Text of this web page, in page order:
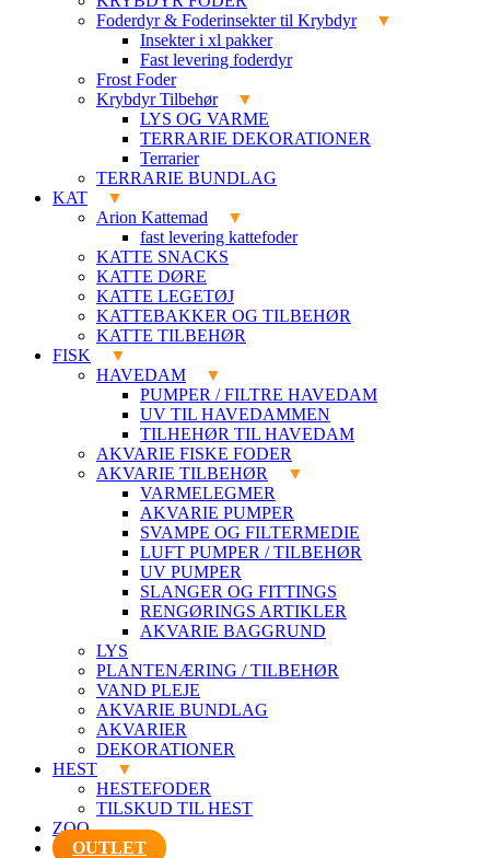
Foderdyr & Foderinsekter til Krybdyr
Insekter i xl pakker
Fast levering foderdyr
Frost Foder
Krybdyr Tilbehør
LYS OG VARME
TERRARIE DEKORATIONER
Terrarier
TERRARIE BUNDLAG
KAT
Arion Kattemad
fast levering kattefoder
KATTE SNACKS
KATTE DØRE
KATTE LEGETØJ
KATTEBAKKER OG TILBEHØR
KATTE TILBEHØR
FISK
HAVEDAM
PUMPER / FILTRE HAVEDAM
UV TIL HAVEDAMMEN
TILHEHØR TIL HAVEDAM
AKVARIE FISKE FODER
AKVARIE TILBEHØR
VARMELEGMER
AKVARIE PUMPER
SVAMPE OG FILTERMEDIE
LUFT PUMPER / TILBEHØR
UV PUMPER
SLANGER OG FITTINGS
RENGØRINGS ARTIKLER
AKVARIE BAGGRUND
LYS
PLANTENÆRING / TILBEHØR
VAND PLEJE
AKVARIE BUNDLAG
AKVARIER
DEKORATIONER
HEST
HESTEFODER
TILSKUD TIL HEST
ZOO
OUTLET